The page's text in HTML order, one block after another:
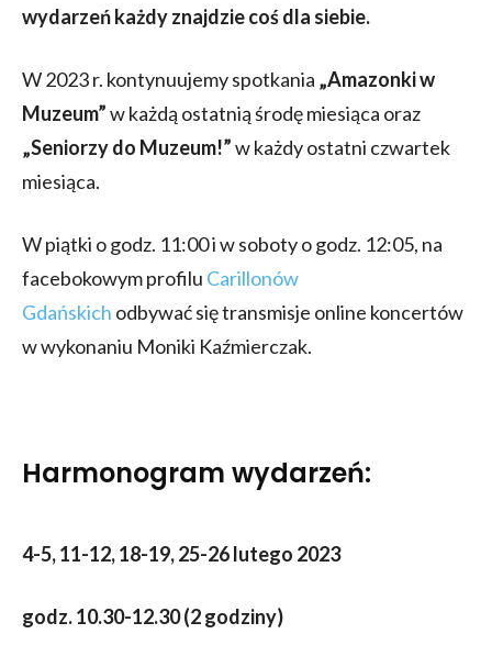
wydarzeń każdy znajdzie coś dla siebie.
W 2023 r. kontynuujemy spotkania „Amazonki w
Muzeum”w każdą ostatnią środę miesiąca oraz
„Seniorzy do Muzeum!”w każdy ostatni czwartek
miesiąca.
W piątki o godz. 11:00 i w soboty o godz. 12:05, na
facebokowym profilu Carillonów
Gdańskich odbywać się transmisje online koncertów
w wykonaniu Moniki Kaźmierczak.
Harmonogram wydarzeń:
4-5, 11-12, 18-19, 25-26 lutego 2023
godz. 10.30-12.30 (2 godziny)